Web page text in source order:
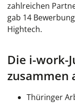
zahlreichen
gab 14
Hightech.
Die i-work-
zusammen
Thüringer